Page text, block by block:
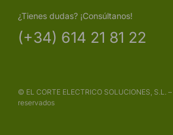
¿Tienes dudas? ¡Consúltanos!
(+34) 614 21 81 22
© EL CORTE ELECTRICO SOLUCIONES, S.L.
reservados